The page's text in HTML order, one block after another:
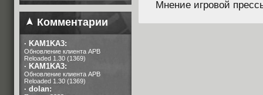
Комментарии
· KAM1KA3:
Обновление клиента APB
Reloaded 1.30 (1369)
· KAM1KA3:
Обновление клиента APB
Reloaded 1.30 (1369)
· dolan:
Мнение игровой